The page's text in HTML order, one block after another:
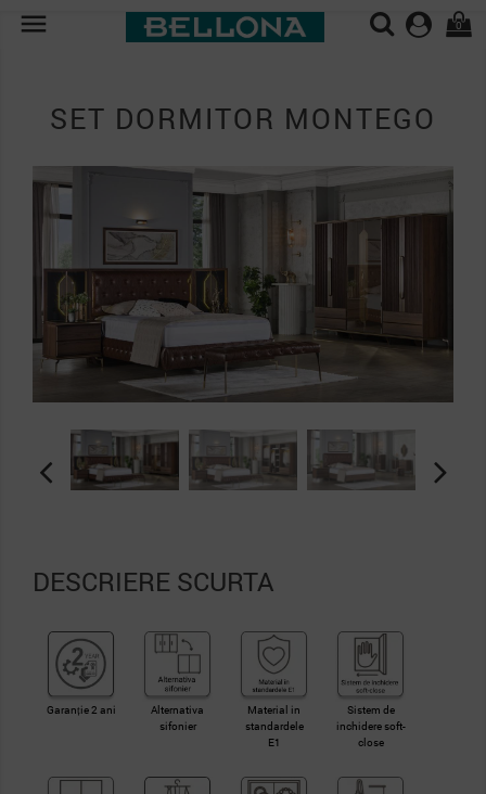
 0
SET DORMITOR MONTEGO
DESCRIERE SCURTA
Garanție 2 ani
Alternativa
sifonier
Material in
standardele
E1
Sistem de
inchidere soft-
close